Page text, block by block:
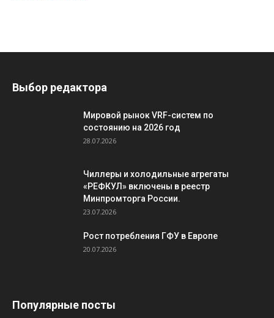
Выбор редактора
Мировой рынок VRF-систем по
состоянию на 2026 год
28.07.2026
Чиллеры и холодильные агрегаты
«РЕФКУЛ» включены в реестр
Минпромторга России.
23.07.2026
Рост потребления ГФУ в Европе
20.07.2026
Популярные посты